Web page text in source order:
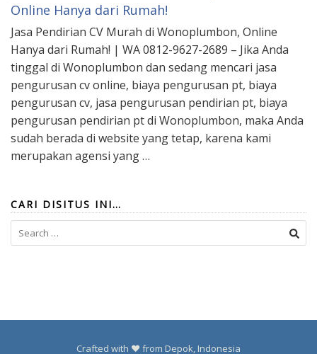
Online Hanya dari Rumah!
Jasa Pendirian CV Murah di Wonoplumbon, Online
Hanya dari Rumah! | WA 0812-9627-2689 – Jika Anda
tinggal di Wonoplumbon dan sedang mencari jasa
pengurusan cv online, biaya pengurusan pt, biaya
pengurusan cv, jasa pengurusan pendirian pt, biaya
pengurusan pendirian pt di Wonoplumbon, maka Anda
sudah berada di website yang tetap, karena kami
merupakan agensi yang …
CARI DISITUS INI…
Search
for:
Crafted with ❤️ from Depok, Indonesia